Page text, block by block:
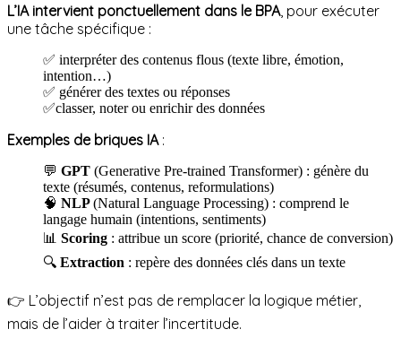
L’IA intervient ponctuellement dans le BPA, pour exécuter
une tâche spécifique :
✅ interpréter des contenus flous (texte libre, émotion,
intention…)
✅ générer des textes ou réponses
✅classer, noter ou enrichir des données
Exemples de briques IA:
💬 GPT (Generative Pre-trained Transformer) : génère du
texte (résumés, contenus, reformulations)
🧠 NLP(Natural Language Processing) : comprend le
langage humain (intentions, sentiments)
📊 Scoring : attribue un score (priorité, chance de conversion)
🔍 Extraction : repère des données clés dans un texte
👉 L’objectif n’est pas de remplacer la logique métier,
mais de l’aider à traiter l’incertitude.